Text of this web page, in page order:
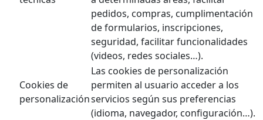
pedidos, compras, cumplimentación
de formularios, inscripciones,
seguridad, facilitar funcionalidades
(videos, redes sociales…).
Cookies de
personalización
Las cookies de personalización
permiten al usuario acceder a los
servicios según sus preferencias
(idioma, navegador, configuración…).